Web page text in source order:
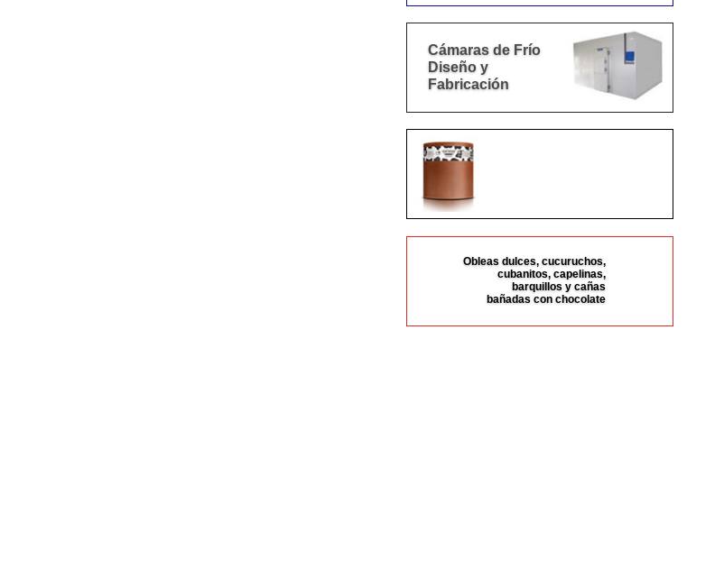
Cámaras de Frío
Diseño y
Fabricación
Obleas dulces, cucuruchos,
cubanitos, capelinas,
barquillos y cañas
bañadas con chocolate